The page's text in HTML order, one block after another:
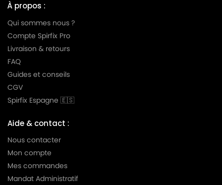
À propos :
Qui sommes nous ?
Compte Spirfix Pro
Livraison & retours
FAQ
Guides et conseils
CGV
Spirfix Espagne 🇪🇸
Aide & contact :
Nous contacter
Mon compte
Mes commandes
Mandat Administratif